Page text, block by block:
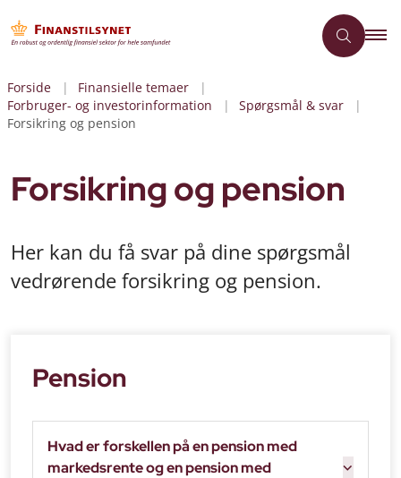
Forside
Finansielle temaer
Forbruger- og investorinformation
Spørgsmål & svar
Forsikring og pension
Forsikring og pension
Her kan du få svar på dine spørgsmål
vedrørende forsikring og pension.
Pension
Hvad er forskellen på en pension med
markedsrente og en pension med